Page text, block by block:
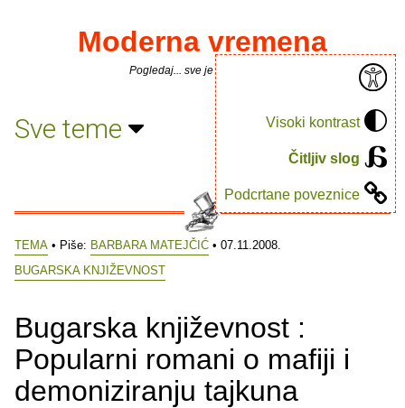
Visoki kontrast
Čitljiv slog
Podcrtane poveznice
Moderna vremena
Pogledaj... sve je puno knjiga.
Sve teme
TEMA • Piše: BARBARA MATEJČIĆ • 07.11.2008.
BUGARSKA KNJIŽEVNOST
Bugarska književnost :
Popularni romani o mafiji i
demoniziranju tajkuna